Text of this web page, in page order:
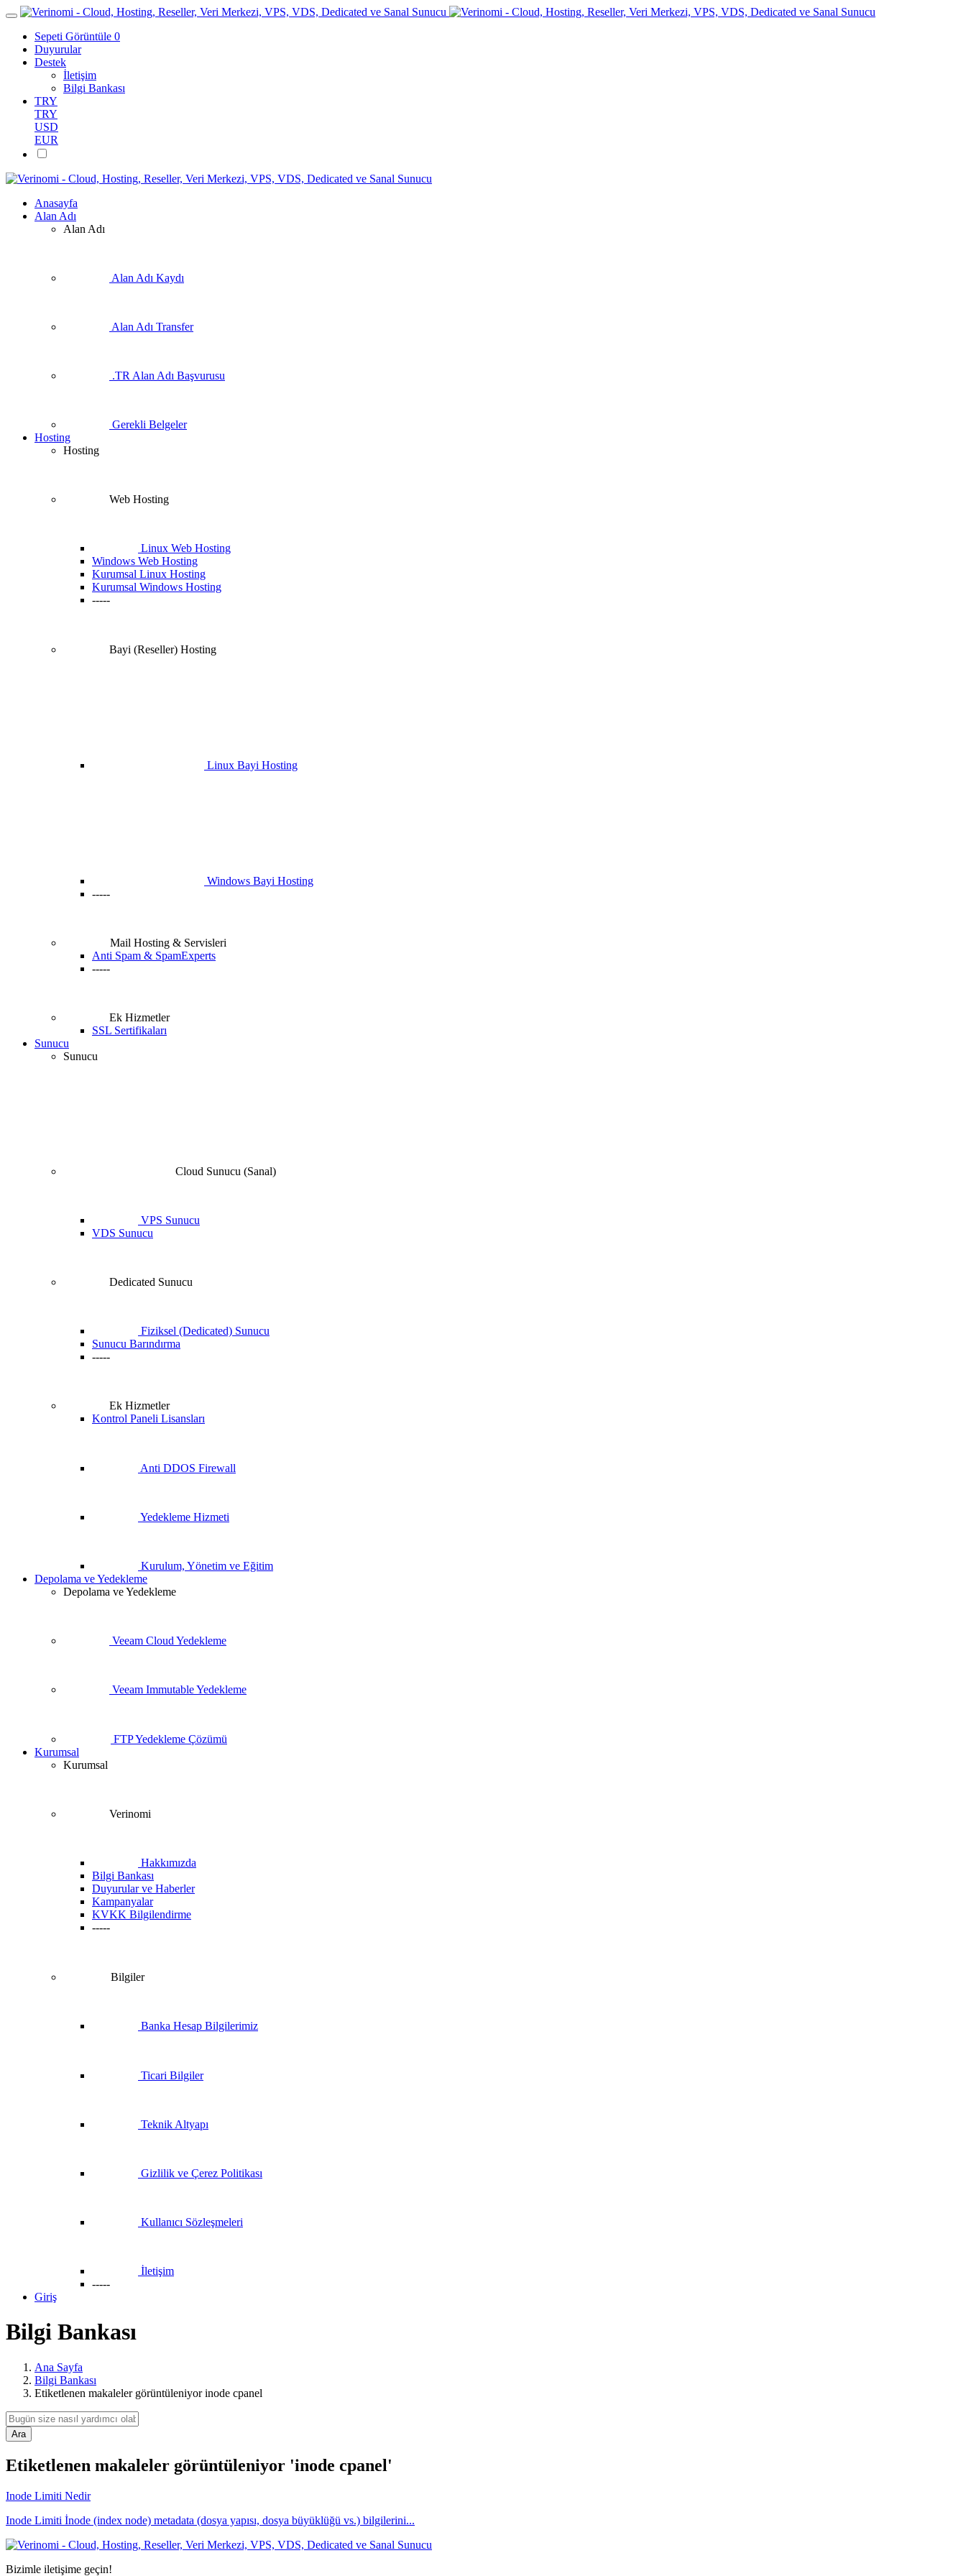
Sepeti Görüntüle 0
Duyurular
Destek
İletişim
Bilgi Bankası
TRY
TRY
USD
EUR
Anasayfa
Alan Adı
Alan Adı
Alan Adı Kaydı
Alan Adı Transfer
.TR Alan Adı Başvurusu
Gerekli Belgeler
Hosting
Hosting
Web Hosting
Linux Web Hosting
Windows Web Hosting
Kurumsal Linux Hosting
Kurumsal Windows Hosting
-----
Bayi (Reseller) Hosting
Linux Bayi Hosting
Windows Bayi Hosting
-----
Mail Hosting & Servisleri
Anti Spam & SpamExperts
-----
Ek Hizmetler
SSL Sertifikaları
Sunucu
Sunucu
Cloud Sunucu (Sanal)
VPS Sunucu
VDS Sunucu
Dedicated Sunucu
Fiziksel (Dedicated) Sunucu
Sunucu Barındırma
-----
Ek Hizmetler
Kontrol Paneli Lisansları
Anti DDOS Firewall
Yedekleme Hizmeti
Kurulum, Yönetim ve Eğitim
Depolama ve Yedekleme
Depolama ve Yedekleme
Veeam Cloud Yedekleme
Veeam Immutable Yedekleme
FTP Yedekleme Çözümü
Kurumsal
Kurumsal
Verinomi
Hakkımızda
Bilgi Bankası
Duyurular ve Haberler
Kampanyalar
KVKK Bilgilendirme
-----
Bilgiler
Banka Hesap Bilgilerimiz
Ticari Bilgiler
Teknik Altyapı
Gizlilik ve Çerez Politikası
Kullanıcı Sözleşmeleri
İletişim
-----
Giriş
Bilgi Bankası
Ana Sayfa
Bilgi Bankası
Etiketlenen makaleler görüntüleniyor inode cpanel
Ara
Etiketlenen makaleler görüntüleniyor 'inode cpanel'
Inode Limiti Nedir
Inode Limiti İnode (index node) metadata (dosya yapısı, dosya büyüklüğü vs.) bilgilerini...
Bizimle iletişime geçin!